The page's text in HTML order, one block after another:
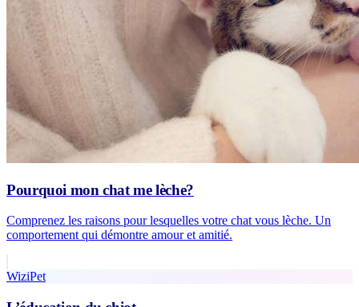
Pourquoi mon chat me lèche?
Comprenez les raisons pour lesquelles votre chat vous lèche. Un
comportement qui démontre amour et amitié.
WiziPet